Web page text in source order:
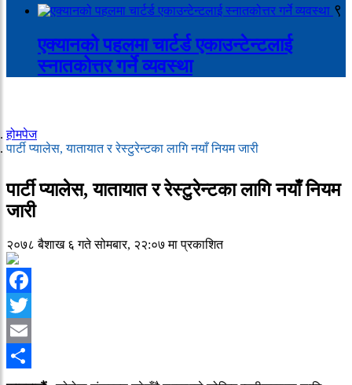
९
एक्यानको पहलमा चार्टर्ड एकाउन्टेन्टलाई
स्नातकोत्तर गर्ने व्यवस्था
होमपेज
पार्टी प्यालेस, यातायात र रेस्टुरेन्टका लागि नयाँ नियम जारी
पार्टी प्यालेस, यातायात र रेस्टुरेन्टका लागि नयाँ नियम
जारी
२०७८ बैशाख ६ गते सोमबार, २२:०७ मा प्रकाशित
Facebook
Twitter
Email
Share